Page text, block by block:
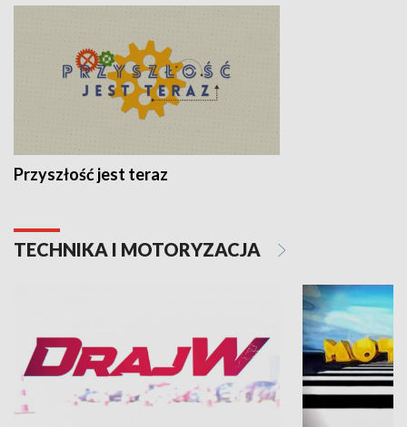
Przyszłość jest teraz
TECHNIKA I MOTORYZACJA